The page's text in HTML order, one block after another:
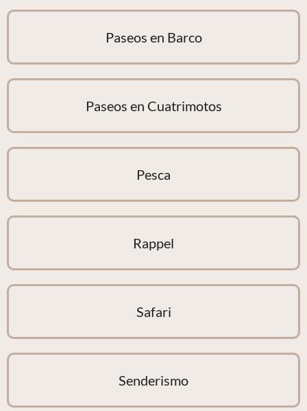
Paseos en Barco
Paseos en Cuatrimotos
Pesca
Rappel
Safari
Senderismo